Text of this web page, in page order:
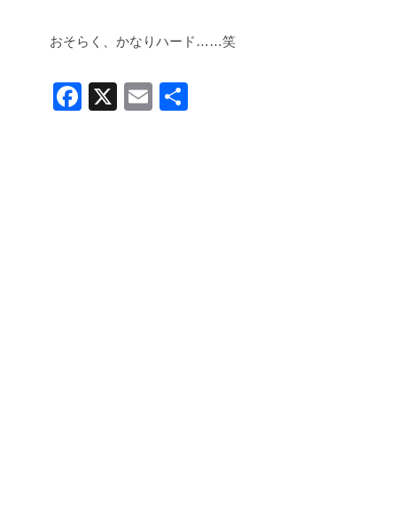
おそらく、かなりハード……笑
F
X
E